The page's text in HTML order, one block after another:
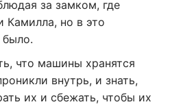
за замком, где
Камилла, но в это
было.
что машины хранятся
внутрь, и знать,
их и сбежать, чтобы их